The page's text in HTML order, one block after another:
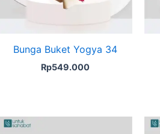
Bunga Buket Yogya 34
Rp549.000